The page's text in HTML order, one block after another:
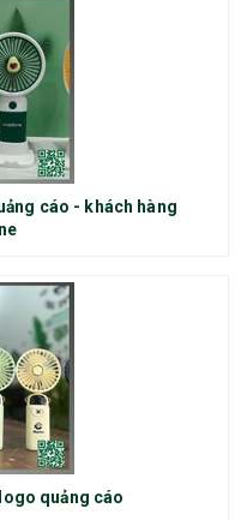
cáo - khách hàng
quảng cáo